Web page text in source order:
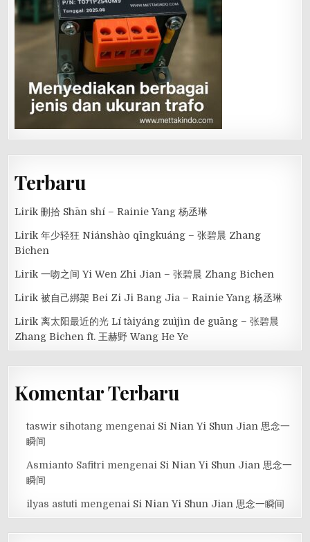
Terbaru
Lirik 刪拾 Shān shí – Rainie Yang 杨丞琳
Lirik 年少轻狂 Niánshào qīngkuáng – 张碧晨 Zhang
Bichen
Lirik 一吻之间 Yi Wen Zhi Jian – 张碧晨 Zhang Bichen
Lirik 被自己綁架 Bei Zi Ji Bang Jia – Rainie Yang 杨丞琳
Lirik 离太阳最近的光 Lí tàiyáng zuìjìn de guāng – 张碧晨
Zhang Bichen ft. 王赫野 Wang He Ye
Komentar Terbaru
taswir sihotang mengenai Si Nian Yi Shun Jian 思念一
瞬间
Asmianto Safitri mengenai Si Nian Yi Shun Jian 思念一
瞬间
ilyas astuti mengenai Si Nian Yi Shun Jian 思念一瞬间